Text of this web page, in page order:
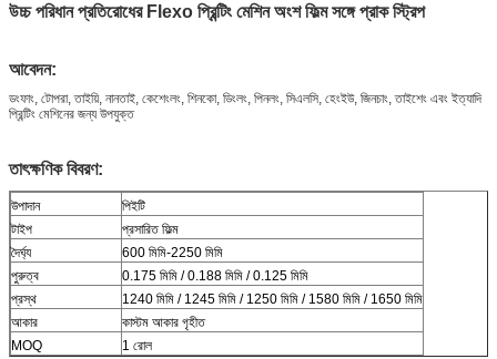
উচ্চ পরিধান প্রতিরোধের Flexo প্রিন্টিং মেশিন অংশ ফিল্ম সঙ্গে প্রাক স্ট্রিপ
আবেদন:
ডংফাং, টোপরা, তাইয়ি, নানতাই, কেশেংলং, শিনকো, ডিংলং, পিনলং, সিএলসি, হেংইউ, জিনচাং, তাইশেং এবং ইত্যাদি
প্রিন্টিং মেশিনের জন্য উপযুক্ত
তাৎক্ষণিক বিবরণ:
উপাদান
পিইটি
টাইপ
প্রসারিত ফিল্ম
দৈর্ঘ্য
600 মিমি-2250 মিমি
পুরুত্ব
0.175 মিমি / 0.188 মিমি / 0.125 মিমি
প্রস্থ
1240 মিমি / 1245 মিমি / 1250 মিমি / 1580 মিমি / 1650 মিমি
আকার
কাস্টম আকার গৃহীত
MOQ
1 রোল